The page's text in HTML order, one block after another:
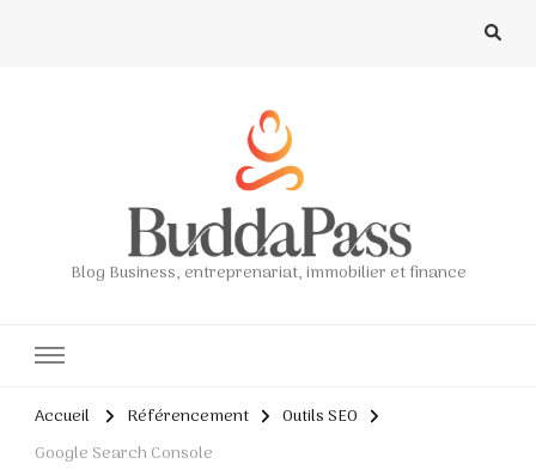
Blog Business, entreprenariat, immobilier et finance
Accueil Référencement
Outils SEO
Google Search Console